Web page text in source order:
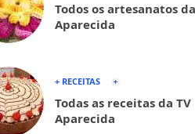
Todos os artesanatos
Aparecida
+ RECEITAS
Todas as receitas da TV
Aparecida